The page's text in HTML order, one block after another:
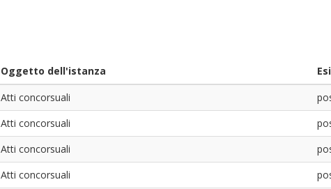
Oggetto dell'istanza
Atti concorsuali
Atti concorsuali
Atti concorsuali
Atti concorsuali